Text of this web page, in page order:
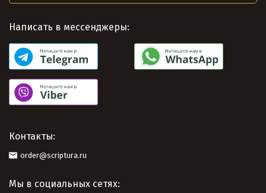
Написать в мессенджеры:
Контакты:
order@scriptura.ru
Мы в социальных сетях: